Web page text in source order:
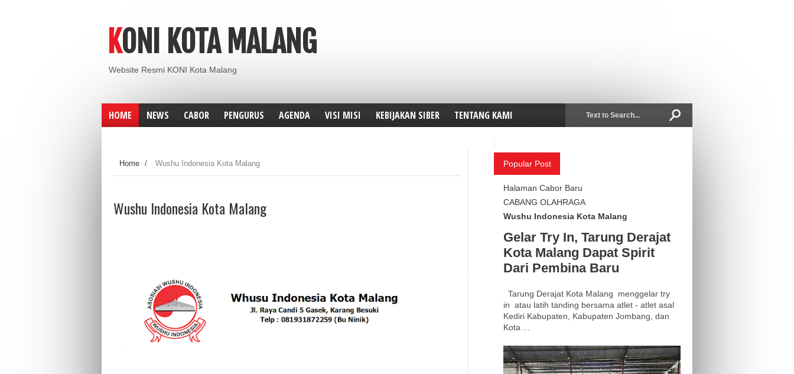
KONI KOTA MALANG
Website Resmi KONI Kota Malang
HOME NEWS CABOR PENGURUS AGENDA VISI MISI KEBIJAKAN SIBER TENTANG KAMI
Home / Wushu Indonesia Kota Malang
Wushu Indonesia Kota Malang
Popular Post
Halaman Cabor Baru
CABANG OLAHRAGA
Wushu Indonesia Kota Malang
Gelar Try In, Tarung Derajat
Kota Malang Dapat Spirit
Dari Pembina Baru
Tarung Derajat Kota Malang menggelar try
in atau latih tanding bersama atlet - atlet asal
Kediri Kabupaten, Kabupaten Jombang, dan
Kota ...